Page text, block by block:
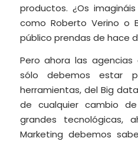
productos. ¿Os
como Roberto Verino o
público prendas de hace
Pero ahora las agencias
sólo debemos estar
herramientas, del Big
de cualquier cambio
grandes tecnológicas,
Marketing debemos